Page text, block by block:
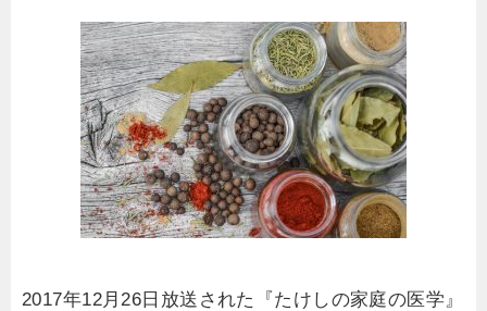
2017年12月26日放送された『たけしの家庭の医学』